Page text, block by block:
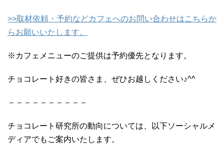
>>取材依頼・予約などカフェへのお問い合わせはこちらか
らお願いいたします。
※カフェメニューのご提供は予約優先となります。
チョコレート好きの皆さま、ぜひお越しください♪^^
－－－－－－－－－－
チョコレート研究所の動向については、以下ソーシャルメ
ディアでもご案内いたします。